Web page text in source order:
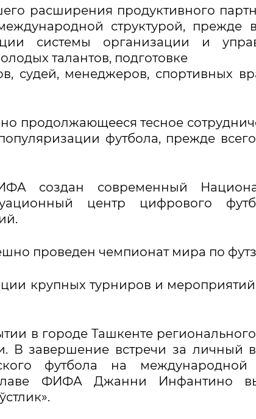
расширения продуктивного
структурой, прежде
системы организации и
талантов, подготовке
судей, менеджеров, спортивных
продолжающееся тесное
футбола, прежде
создан современный
центр цифрового
проведен чемпионат мира по
крупных турниров и
в городе Ташкенте
В завершение встречи за личный
футбола на международной
ФИФА Джанни Инфантино